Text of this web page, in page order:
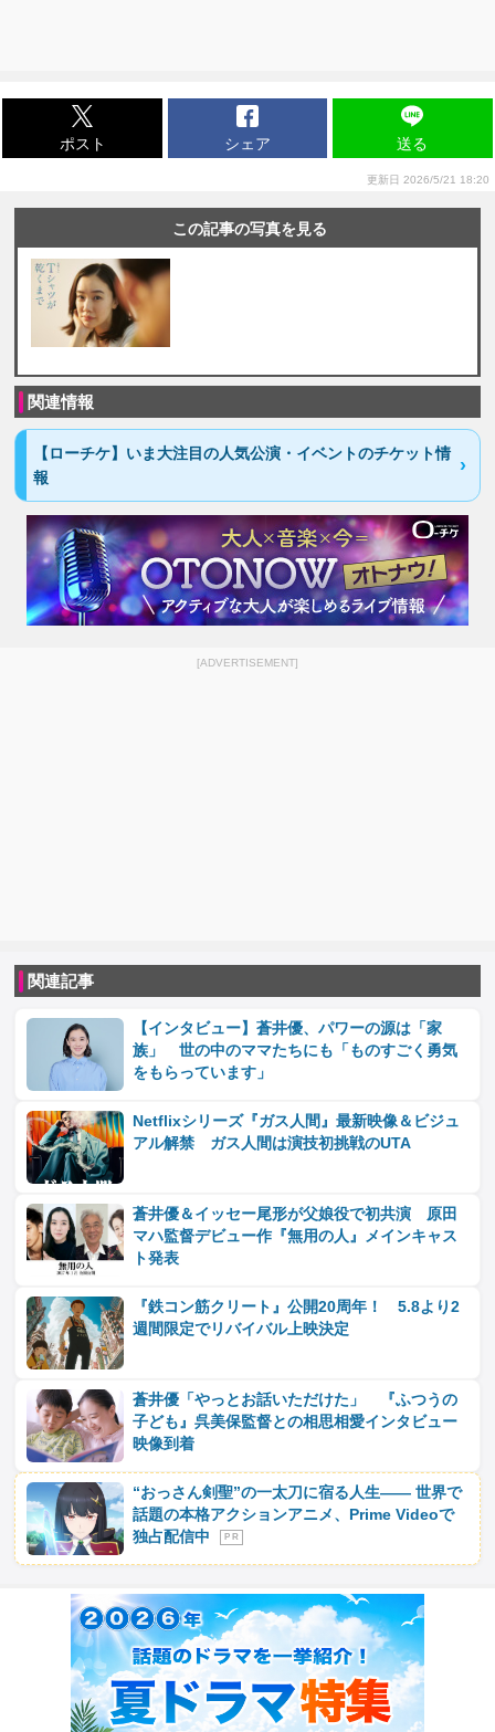
ポスト シェア 送る
更新日 2026/5/21 18:20
この記事の写真を見る
関連情報
【ローチケ】いま大注目の人気公演・イベントのチケット情
報
[ADVERTISEMENT]
関連記事
【インタビュー】蒼井優、パワーの源は「家
族」 世の中のママたちにも「ものすごく勇気
をもらっています」
Netflixシリーズ『ガス人間』最新映像＆ビジュ
アル解禁 ガス人間は演技初挑戦のUTA
蒼井優＆イッセー尾形が父娘役で初共演 原田
マハ監督デビュー作『無用の人』メインキャス
ト発表
『鉄コン筋クリート』公開20周年！ 5.8より2
週間限定でリバイバル上映決定
蒼井優「やっとお話いただけた」 『ふつうの
子ども』呉美保監督との相思相愛インタビュー
映像到着
“おっさん剣聖”の一太刀に宿る人生―― 世界で
話題の本格アクションアニメ、Prime Videoで
独占配信中
P R